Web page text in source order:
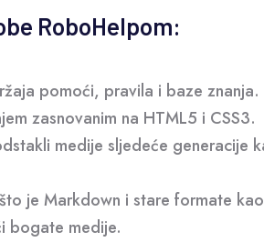
RoboHelpom:
pomoći, pravila i baze znanja.
zasnovanim na HTML5 i CSS3.
medije sljedeće
je Markdown i stare formate
bogate medije.